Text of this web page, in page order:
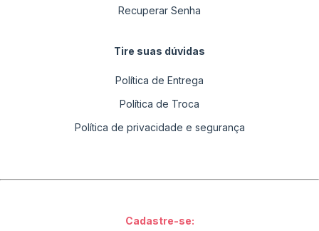
Recuperar Senha
Tire suas dúvidas
Política de Entrega
Política de Troca
Política de privacidade e segurança
Cadastre-se: